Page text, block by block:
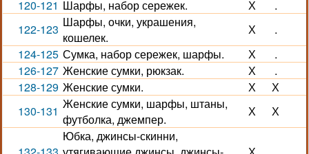
120-121 Шарфы, набор сережек. Х
.
122-123 Шарфы, очки, украшения,
кошелек.
Х
.
124-125 Сумка, набор сережек, шарфы. Х
.
126-127 Женские сумки, рюкзак. Х
.
128-129 Женские сумки. Х
Х
130-131 Женские сумки, шарфы, штаны,
футболка, джемпер.
Х Х
Юбка, джинсы-скинни,